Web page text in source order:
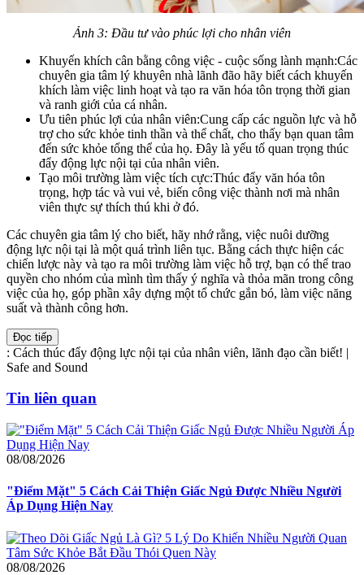
Ảnh 3: Đầu tư vào phúc lợi cho nhân viên
Khuyến khích cân bằng công việc - cuộc sống lành mạnh:Các
chuyên gia tâm lý khuyên nhà lãnh đão hãy biết cách khuyến
khích làm việc linh hoạt và tạo ra văn hóa tôn trọng thời gian
và ranh giới của cá nhân.
Ưu tiên phúc lợi của nhân viên:Cung cấp các nguồn lực và hỗ
trợ cho sức khỏe tinh thần và thể chất, cho thấy bạn quan tâm
đến sức khỏe tổng thể của họ. Đây là yếu tố quan trọng thúc
đẩy động lực nội tại của nhân viên.
Tạo môi trường làm việc tích cực:Thúc đẩy văn hóa tôn
trọng, hợp tác và vui vẻ, biến công việc thành nơi mà nhân
viên thực sự thích thú khi ở đó.
Các chuyên gia tâm lý cho biết, hãy nhớ rằng, việc nuôi dưỡng
động lực nội tại là một quá trình liên tục. Bằng cách thực hiện các
chiến lược này và tạo ra môi trường làm việc hỗ trợ, bạn có thể trao
quyền cho nhóm của mình tìm thấy ý nghĩa và thỏa mãn trong công
việc của họ, góp phần xây dựng một tổ chức gắn bó, làm việc năng
suất và thành công hơn.
Đọc tiếp
: Cách thúc đẩy động lực nội tại của nhân viên, lãnh đạo cần biết! |
Safe and Sound
Tin liên quan
08/08/2026
"Điểm Mặt" 5 Cách Cải Thiện Giấc Ngủ Được Nhiều Người
Áp Dụng Hiện Nay
08/08/2026